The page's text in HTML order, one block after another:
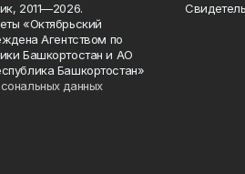
2011—2026.
«Октябрьский
Агентством по
Башкортостан и АО
Башкортостан»
данных